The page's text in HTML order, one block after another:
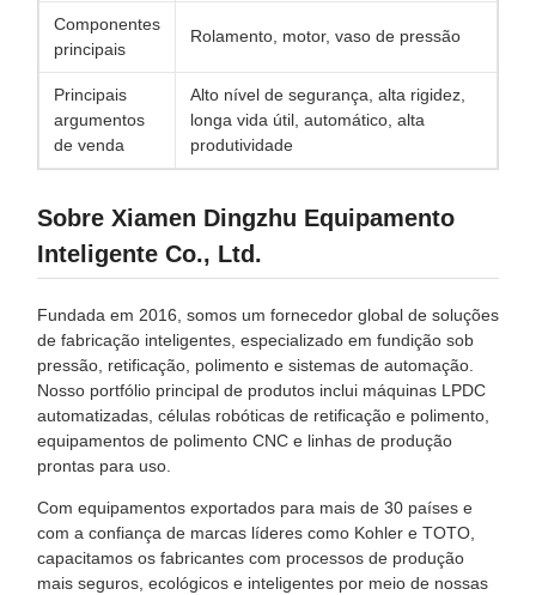
Componentes
principais
Rolamento, motor, vaso de pressão
Principais
argumentos
de venda
Alto nível de segurança, alta rigidez,
longa vida útil, automático, alta
produtividade
Sobre Xiamen Dingzhu Equipamento
Inteligente Co., Ltd.
Fundada em 2016, somos um fornecedor global de soluções
de fabricação inteligentes, especializado em fundição sob
pressão, retificação, polimento e sistemas de automação.
Nosso portfólio principal de produtos inclui máquinas LPDC
automatizadas, células robóticas de retificação e polimento,
equipamentos de polimento CNC e linhas de produção
prontas para uso.
Com equipamentos exportados para mais de 30 países e
com a confiança de marcas líderes como Kohler e TOTO,
capacitamos os fabricantes com processos de produção
mais seguros, ecológicos e inteligentes por meio de nossas